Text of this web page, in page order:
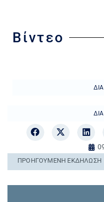
Βίντεο
ΠΡΟΗΓΟΎΜΕΝΗ ΕΚΔΉΛΩΣΗ